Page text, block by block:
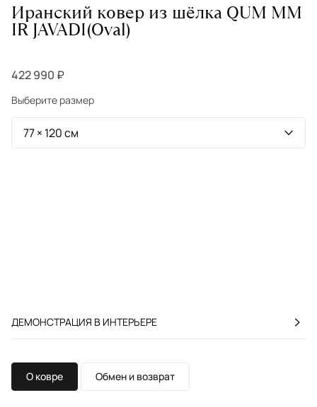
Иранский ковер из шёлка QUM MM
IR JAVADI(Oval)
422 990 ₽
Выберите размер
ДЕМОНСТРАЦИЯ В ИНТЕРЬЕРЕ
О ковре Обмен и возврат